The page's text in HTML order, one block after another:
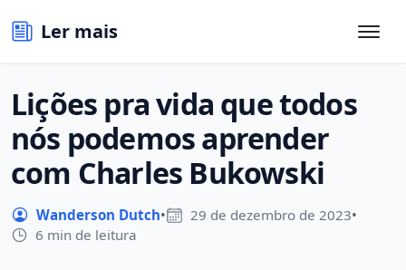
Ler mais
Lições pra vida que todos
nós podemos aprender
com Charles Bukowski
Wanderson Dutch• 29 de dezembro de 2023•
6 min de leitura